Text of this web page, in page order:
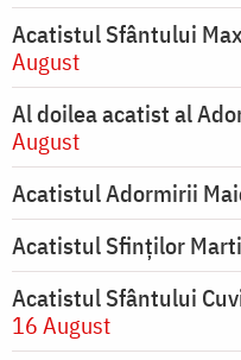
Acatistul Sfântului
August
Al doilea acatist al
August
Acatistul Adormirii
Acatistul Sfinților
Acatistul Sfântului
16 August